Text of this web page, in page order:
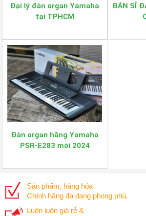
Đại lý đàn organ Yamaha
tại TPHCM
BÁN SỈ
Đàn organ hãng Yamaha
PSR-E283 mới 2024
Sản phẩm, hàng hóa
Chính hãng đa dạng phong phú.
Luôn luôn giá rẻ &